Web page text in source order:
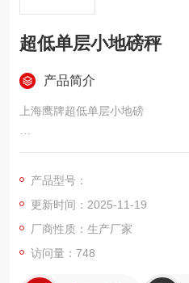
超低单层小地磅秤
产品简介
上海鹰牌超低单层小地磅
×交直流（内置电瓶）两用仪表
×四点线性修正
产品型号：
更新时间：2025-11-19
厂商性质：生产厂家
访问量：748